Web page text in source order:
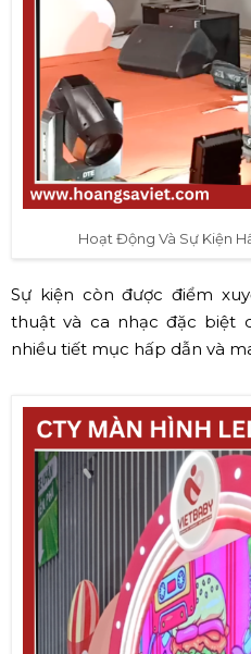
Hoạt Động Và Sự Kiện
Sự kiện còn được điểm
thuật và ca nhạc đặc biệt
nhiều tiết mục hấp dẫn và